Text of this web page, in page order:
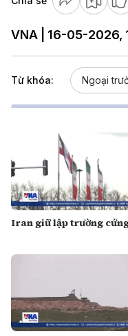
VNA | 16-05-2026,
Từ khóa: Ngoại
Iran giữ lập trường